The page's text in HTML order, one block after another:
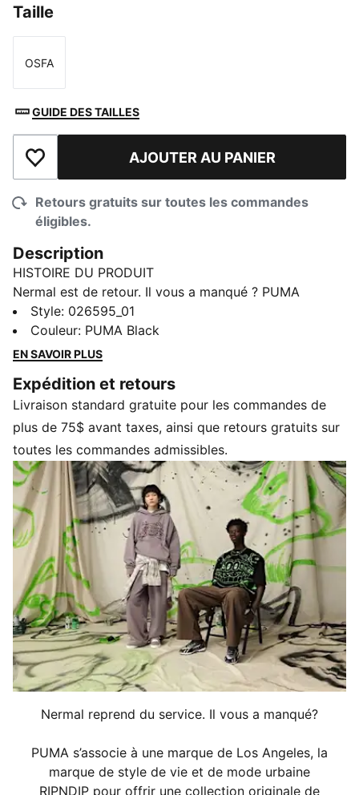
Taille
Taille
OSFA
GUIDE DES TAILLES
Ajouter à la liste de souhaits
AJOUTER AU PANIER
Retours gratuits sur toutes les commandes
éligibles.
Description
HISTOIRE DU PRODUIT
Nermal est de retour. Il vous a manqué ? PUMA
s’associe à RIPNDIP, la marque streetwear et lifestyle
de Los Angeles, pour une collection décalée de
sneakers, vêtements et accessoires. Cette collection
classiques et de pièces centrées sur des graphismes
époustouflants.
caractéristiques et avantages
Fabriqué avec au moins 20 % de matériaux recyclés
DÉTAILS
Bord légèrement incurvé
Pochette pour les petits objets
.Pochette pour les petits objets
Fermeture à sangle réglable avec boucle latérale
Détails du design PUMA
Détails du co-branding PUMA x RIPNDIP
100% Polyamide
Style: 026595_01
Couleur: PUMA Black
EN SAVOIR PLUS
Expédition et retours
Livraison standard gratuite pour les commandes de
plus de 75$ avant taxes, ainsi que retours gratuits sur
toutes les commandes admissibles.
Nermal reprend du service. Il vous a manqué?
PUMA s’associe à une marque de Los Angeles, la
marque de style de vie et de mode urbaine
RIPNDIP pour offrir une collection originale de